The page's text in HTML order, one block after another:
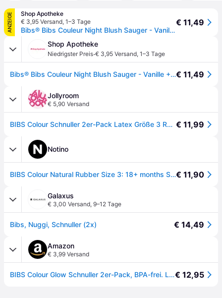
ANZEIGE
Shop Apotheke
€ 3,95 Versand, 1–3 Tage
Bibs® Bibs Couleur Night Blush Sauger - Vanille +18 Monate 2 St beige
€ 11,49
Shop Apotheke
Niedrigster Preis·€ 3,95 Versand, 1–3 Tage
Bibs® Bibs Couleur Night Blush Sauger - Vanille +18 Monate 2 St beige€ 11,49
Jollyroom
€ 5,90 Versand
BIBS Colour Schnuller 2er-Pack Latex Größe 3 Rund, Blush GLOW/Vanilla GLOW € 11,99
Notino
BIBS Colour Natural Rubber Size 3: 18+ months Schnuller Blush Night / Vanilla Night 2 St.€ 11,90
Galaxus
€ 3,00 Versand, 9–12 Tage
Bibs, Nuggi, Schnuller (2x) € 14,49
Amazon
€ 3,99 Versand
BIBS Colour Glow Schnuller 2er-Pack, BPA-frei. Leuchtet im Dunkeln, Kirschform Nippel. Naturkautschuk/Latex, Hergestellt in Dänemark. 18+ Monate (2er Pack), Blush NIGHT/Vanilla NIGHT€ 12,95